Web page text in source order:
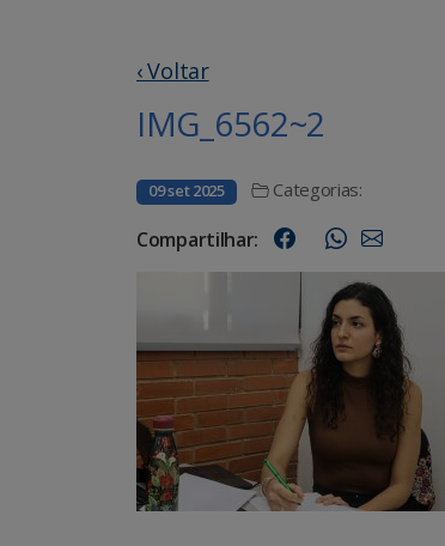
‹ Voltar
IMG_6562~2
09 set 2025 Categorias:
Compartilhar: